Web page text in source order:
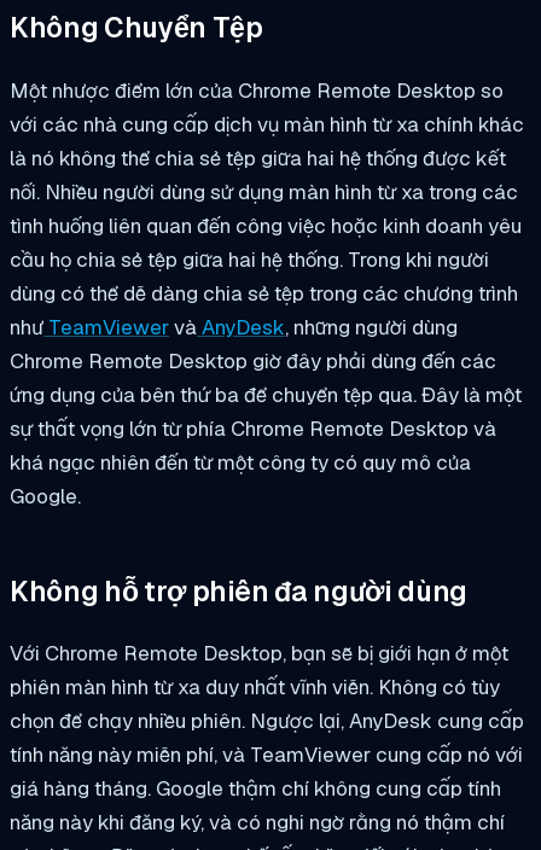
Không Chuyển Tệp
Một nhược điểm lớn của Chrome Remote Desktop so
với các nhà cung cấp dịch vụ màn hình từ xa chính khác
là nó không thể chia sẻ tệp giữa hai hệ thống được kết
nối. Nhiều người dùng sử dụng màn hình từ xa trong các
tình huống liên quan đến công việc hoặc kinh doanh yêu
cầu họ chia sẻ tệp giữa hai hệ thống. Trong khi người
dùng có thể dễ dàng chia sẻ tệp trong các chương trình
như TeamViewervàAnyDesk, những người dùng
Chrome Remote Desktop giờ đây phải dùng đến các
ứng dụng của bên thứ ba để chuyển tệp qua. Đây là một
sự thất vọng lớn từ phía Chrome Remote Desktop và
khá ngạc nhiên đến từ một công ty có quy mô của
Google.
Không hỗ trợ phiên đa người dùng
Với Chrome Remote Desktop, bạn sẽ bị giới hạn ở một
phiên màn hình từ xa duy nhất vĩnh viễn. Không có tùy
chọn để chạy nhiều phiên. Ngược lại, AnyDesk cung cấp
tính năng này miễn phí, và TeamViewer cung cấp nó với
giá hàng tháng. Google thậm chí không cung cấp tính
năng này khi đăng ký, và có nghi ngờ rằng nó thậm chí